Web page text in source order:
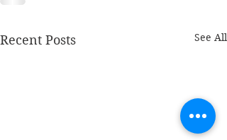
Recent Posts See All